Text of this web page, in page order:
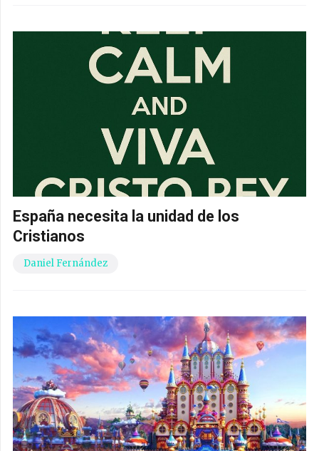
España necesita la unidad de los
Cristianos
Daniel Fernández